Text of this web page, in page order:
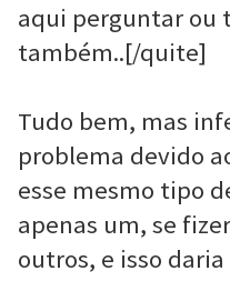
aqui perguntar ou
também..[/quite]
Tudo bem, mas
problema devido
esse mesmo tipo
apenas um, se
outros, e isso